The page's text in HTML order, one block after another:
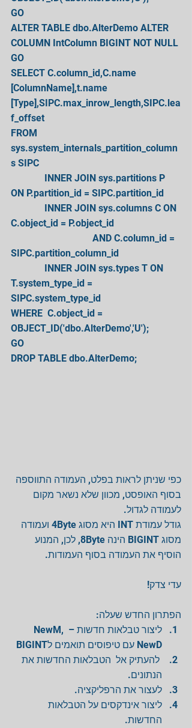
GO
ALTER TABLE dbo.AlterDemo ALTER
COLUMN IntColumn BIGINT NOT NULL
GO
SELECT C.column_id,C.name
[ColumnName],t.name
[Type],SIPC.max_inrow_length,SIPC.lea
f_offset
FROM
sys.system_internals_partition_column
s SIPC
ON P.partition_id = SIPC.partition_id
C.object_id = P.object_id
SIPC.partition_column_id
T.system_type_id =
SIPC.system_type_id
WHERE  C.object_id =
OBJECT_ID('dbo.AlterDemo','U');
GO
DROP TABLE dbo.AlterDemo;
כפי שניתן לראות בפלט, העמודה התווספה
בסוף האופסט, מכוון שלא נשאר מקום
לעמודה לגדול.
גודל עמודת INT היא מסוג 4Byte ועמודה
מסוג BIGINT הינה 8Byte, לכן, המנוע
הוסיף את העמודה בסוף העמודות.
עדי צדק!
הפתרון החדש שעלה:
ליצור טבלאות חדשות – NewM,
NewD עם טיפוסים תואמים לBIGINT
להעתיק אל  הטבלאות החדשות את
הנתונים.
לעצור את הרפליקציה.
ליצור אינדקסים על הטבלאות
החדשות.